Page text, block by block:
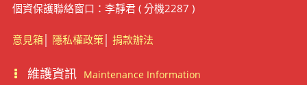
個資保護聯絡窗口：李靜君 ( 分機2287 )
意見箱│ 隱私權政策│ 捐款辦法
維護資訊 Maintenance Information